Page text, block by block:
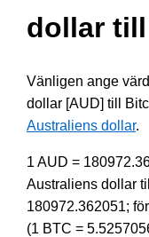
dollar
Vänligen ange
dollar [AUD] till
Australiens dollar.
1 AUD =
Australiens dollar
180972.362051;
(1 BTC =